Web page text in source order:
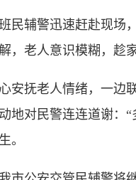
辅警迅速赶赴现场，
，老人意识模糊，趁
抚老人情绪，一边联
地对民警连连道谢：
。